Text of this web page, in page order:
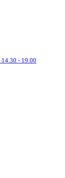
14.30 - 19.00